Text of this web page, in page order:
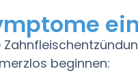
beginnen: